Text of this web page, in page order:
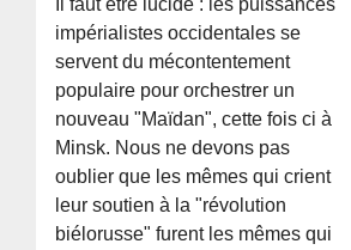
impérialistes occidentales se
servent du mécontentement
populaire pour orchestrer un
nouveau "Maïdan", cette fois ci à
Minsk. Nous ne devons pas
oublier que les mêmes qui crient
leur soutien à la "révolution
biélorusse" furent les mêmes qui